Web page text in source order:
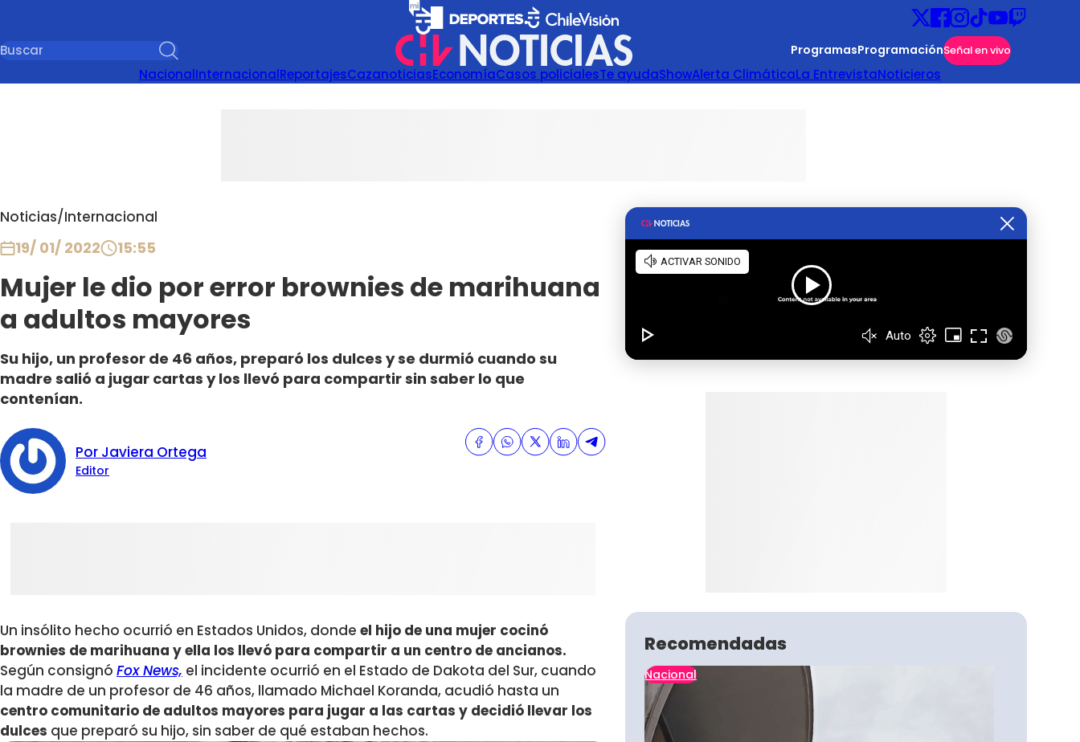
ProgramasProgramaciónSeñal en vivo
NacionalInternacionalReportajesCazanoticiasEconomíaCasos policialesTe ayudaShowAlerta ClimáticaLa EntrevistaNoticieros
Noticias/Internacional
19/ 01/ 2022 15:55
Mujer le dio por error brownies de marihuana
a adultos mayores
Su hijo, un profesor de 46 años, preparó los dulces y se durmió cuando su
madre salió a jugar cartas y los llevó para compartir sin saber lo que
contenían.
Por Javiera Ortega
Editor
Un insólito hecho ocurrió en Estados Unidos, donde el hijo de una mujer cocinó
brownies de marihuana y ella los llevó para compartir a un centro de ancianos.
Según consignó Fox News, el incidente ocurrió en el Estado de Dakota del Sur, cuando
la madre de un profesor de 46 años, llamado Michael Koranda, acudió hasta un
centro comunitario de adultos mayores para jugar a las cartas y decidió llevar los
dulces que preparó su hijo, sin saber de qué estaban hechos.
Recomendadas
Nacional